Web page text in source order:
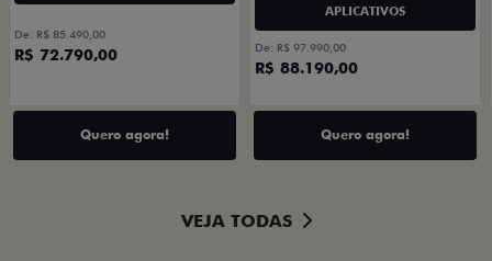
De: R$ 85.490,00
R$ 72.790,00
Quero agora!
APLICATIVOS
De: R$ 97.990,00
R$ 88.190,00
Quero agora!
VEJA TODAS